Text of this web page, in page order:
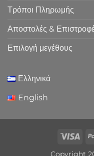
Τρόποι Πληρωμής
Αποστολές &
Επιλογή μεγέθους
Ελληνικά
English
Visa
Copyright